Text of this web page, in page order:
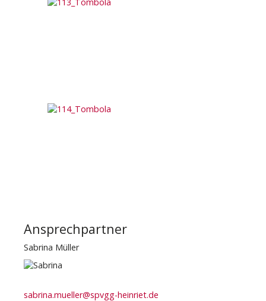
Ansprechpartner
Sabrina Müller
sabrina.mueller@spvgg-heinriet.de